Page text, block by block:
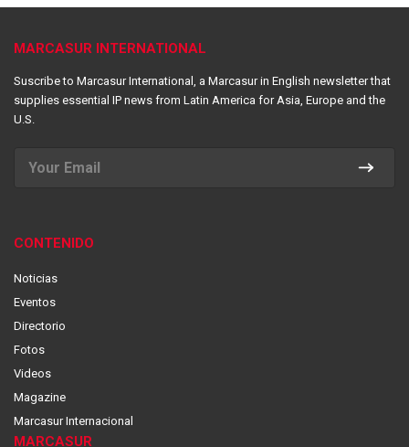
MARCASUR INTERNATIONAL
Suscribe to Marcasur International, a Marcasur in English newsletter that
supplies essential IP news from Latin America for Asia, Europe and the
U.S.
CONTENIDO
Noticias
Eventos
Directorio
Fotos
Videos
Magazine
Marcasur Internacional
MARCASUR